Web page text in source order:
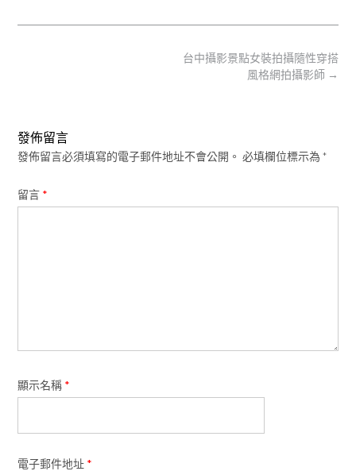
台中攝影景點女裝拍攝隨性穿搭
風格網拍攝影師 →
發佈留言
發佈留言必須填寫的電子郵件地址不會公開。 必填欄位標示為 *
留言 *
顯示名稱 *
電子郵件地址 *